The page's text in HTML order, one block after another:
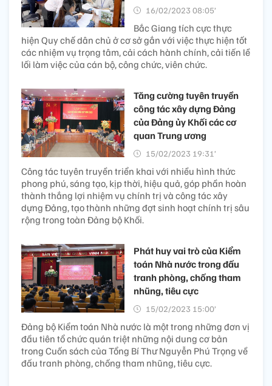
16/02/2023 08:05’
Bắc Giang tích cực thực
hiện Quy chế dân chủ ở cơ sở gắn với việc thực hiện tốt
các nhiệm vụ trọng tâm, cải cách hành chính, cải tiến lề
lối làm việc của cán bộ, công chức, viên chức.
Tăng cường tuyên truyền
công tác xây dựng Đảng
của Đảng ủy Khối các cơ
quan Trung ương
15/02/2023 19:31’
Công tác tuyên truyền triển khai với nhiều hình thức
phong phú, sáng tạo, kịp thời, hiệu quả, góp phần hoàn
thành thắng lợi nhiệm vụ chính trị và công tác xây
dựng Đảng, tạo thành những đợt sinh hoạt chính trị sâu
rộng trong toàn Đảng bộ Khối.
Phát huy vai trò của Kiểm
toán Nhà nước trong đấu
tranh phòng, chống tham
nhũng, tiêu cực
15/02/2023 15:00’
Đảng bộ Kiểm toán Nhà nước là một trong những đơn vị
đầu tiên tổ chức quán triệt những nội dung cơ bản
trong Cuốn sách của Tổng Bí Thư Nguyễn Phú Trọng về
đấu tranh phòng, chống tham nhũng, tiêu cực.